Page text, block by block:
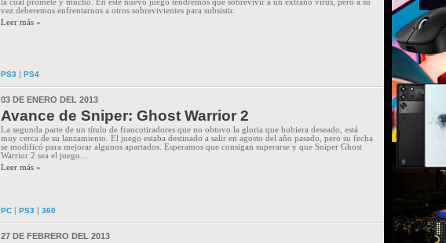
vez deberemos enfrentarnos a otros sobrevivientes para subsistir.
Leer más »
PS3 | PS4
03 DE ENERO DEL 2013
Avance de Sniper: Ghost Warrior 2
La segunda parte de un título de francotiradores que no obtuvo la gloria que hubiera deseado, está
muy cerca de su lanzamiento. El juego estaba destinado a salir en agosto del año pasado, pero su fecha
se modificó para mejorar algunos apartados. Esperamos que consigan superarse y que Sniper Ghost
Warrior 2 sea el juego...
Leer más »
PC | PS3 | 360
27 DE FEBRERO DEL 2013